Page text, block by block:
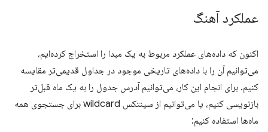
عملکرد آهنگ
اکنون که داده‌های عملکرد مربوط به یک مبدا را استخراج کرده‌ایم،
می‌توانیم آن را با داده‌های تاریخی موجود در جداول قدیمی‌تر مقایسه
کنیم. برای انجام این کار، می‌توانیم آدرس جدول را به یک ماه قبل‌تر
بازنویسی کنیم، یا می‌توانیم از سینتکس wildcard برای جستجوی همه
ماه‌ها استفاده کنیم: